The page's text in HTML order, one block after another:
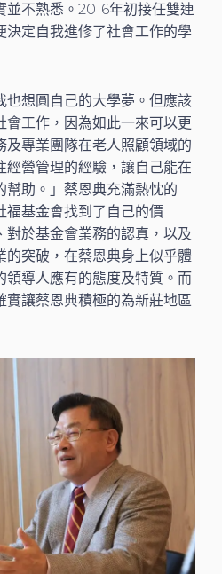
並不熟悉。2016年初接任雙連
決定自我進修了社會工作的學
也想圓自己的大學夢。但應該
會工作，因為如此一來可以更
及專業團隊在老人照顧領域的
經營管理的經驗，讓自己能在
幫助。」蔡恩典充滿熱忱的
福基金會找到了自己的價
對於基金會業務的認真，以及
的突破，在蔡恩典身上似乎體
領導人應有的態度及特質。而
實讓蔡恩典積極的為新莊地區